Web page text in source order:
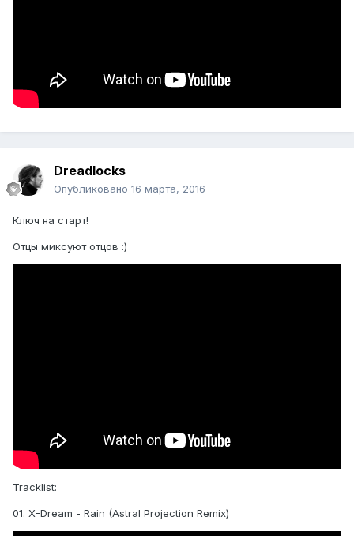
Dreadlocks
Опубликовано 16 марта, 2016
Ключ на старт!
Отцы миксуют отцов :)
Tracklist:
01. X-Dream - Rain (Astral Projection Remix)